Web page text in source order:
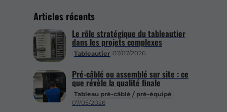
Articles récents
Tableautier 07/07/2026
Le rôle stratégique du tableautier
dans les projets complexes
Tableau pré-câblé / pré-équipé
07/05/2026
Pré-câblé ou assemblé sur site : ce
que révèle la qualité finale